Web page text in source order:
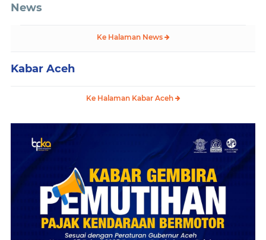
News
Ke Halaman News
Kabar Aceh
Ke Halaman Kabar Aceh